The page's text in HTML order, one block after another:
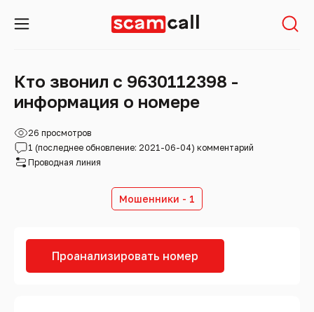
Кто звонил с 9630112398 -
информация о номере
26 просмотров
1 (последнее обновление: 2021-06-04) комментарий
Проводная линия
Мошенники - 1
Проанализировать номер